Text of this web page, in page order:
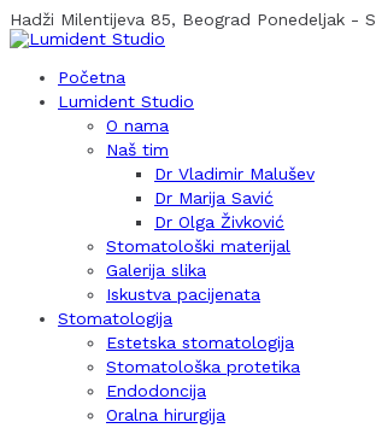
Hadži Milentijeva 85, Beograd Ponedeljak -
Početna
Lumident Studio
O nama
Naš tim
Dr Vladimir Malušev
Dr Marija Savić
Dr Olga Živković
Stomatološki materijal
Galerija slika
Iskustva pacijenata
Stomatologija
Estetska stomatologija
Stomatološka protetika
Endodoncija
Oralna hirurgija